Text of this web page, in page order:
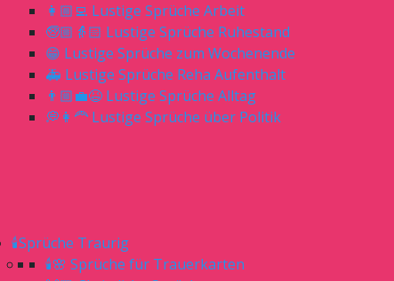
👩🏼‍💻 Lustige Sprüche Arbeit
🧓🏼👵🏻 Lustige Sprüche Ruhestand
😁 Lustige Sprüche zum Wochenende
🚑 Lustige Sprüche Reha Aufenthalt
👨🏼‍💼😆 Lustige Sprüche Alltag
💭👩‍🦰 Lustige Sprüche über Politik
🕯Sprüche Traurig
🕯🌸 Sprüche für Trauerkarten